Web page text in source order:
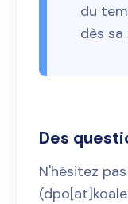
du
dès
Des
N'hésitez